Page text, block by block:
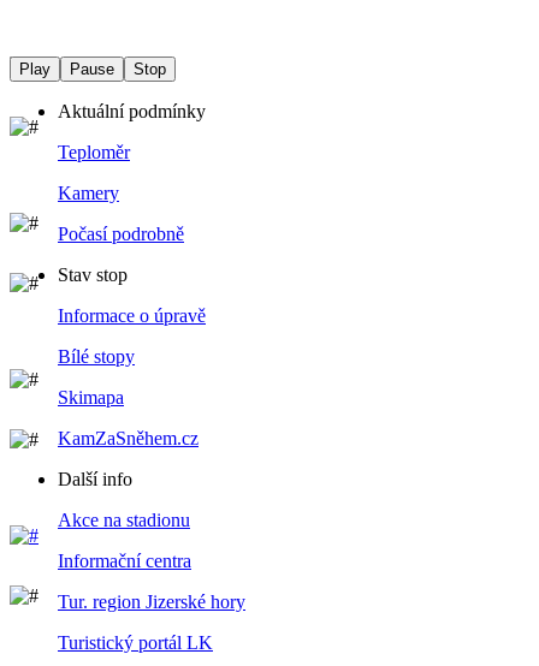
Play Pause Stop
Aktuální podmínky
Teploměr
Kamery
Počasí podrobně
Stav stop
Informace o úpravě
Bílé stopy
Skimapa
KamZaSněhem.cz
Další info
Akce na stadionu
Informační centra
Tur. region Jizerské hory
Turistický portál LK